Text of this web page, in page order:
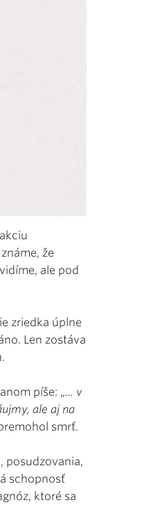
že
ale pod
zriedka úplne
Len zostáva
píše: „... v
ale aj na
smrť.
posudzovania,
schopnosť
ktoré sa